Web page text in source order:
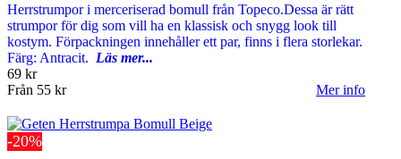
Herrstrumpor i merceriserad bomull från Topeco.Dessa är rätt
strumpor för dig som vill ha en klassisk och snygg look till
kostym. Förpackningen innehåller ett par, finns i flera storlekar.
Färg: Antracit. Läs mer...
69 kr
Från 55 kr Mer info
-20%